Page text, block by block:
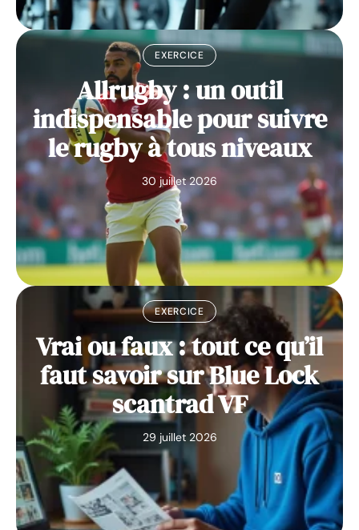
EXERCICE
Allrugby : un outil
indispensable pour suivre
le rugby à tous niveaux
30 juillet 2026
EXERCICE
Vrai ou faux : tout ce qu’il
faut savoir sur Blue Lock
scantrad VF
29 juillet 2026